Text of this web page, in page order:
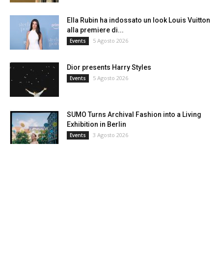
Ella Rubin ha indossato un look Louis Vuitton
alla premiere di...
Events 5 Agosto 2026
Dior presents Harry Styles
Events 5 Agosto 2026
SUMO Turns Archival Fashion into a Living
Exhibition in Berlin
Events 3 Agosto 2026